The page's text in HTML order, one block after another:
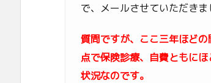
で、メールさせていただきま
質問ですが、ここ三年ほど
点で保険診療、自費ともに
状況なのです。